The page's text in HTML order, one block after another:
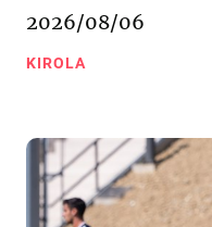
2026/08/06
KIROLA